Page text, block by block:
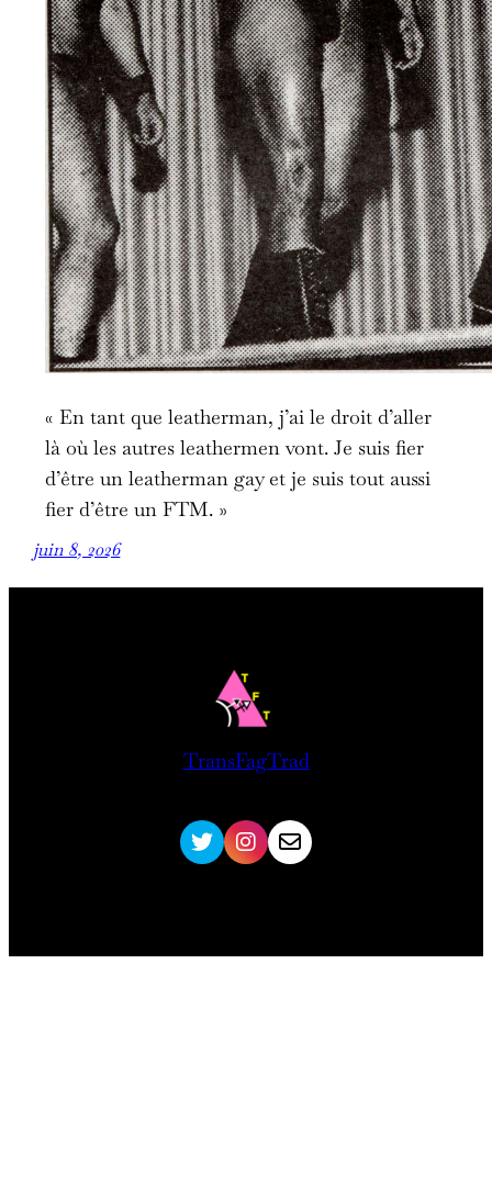
« En tant que leatherman, j’ai le droit d’aller
là où les autres leathermen vont. Je suis fier
d’être un leatherman gay et je suis tout aussi
fier d’être un FTM. »
juin 8, 2026
TransFagTrad